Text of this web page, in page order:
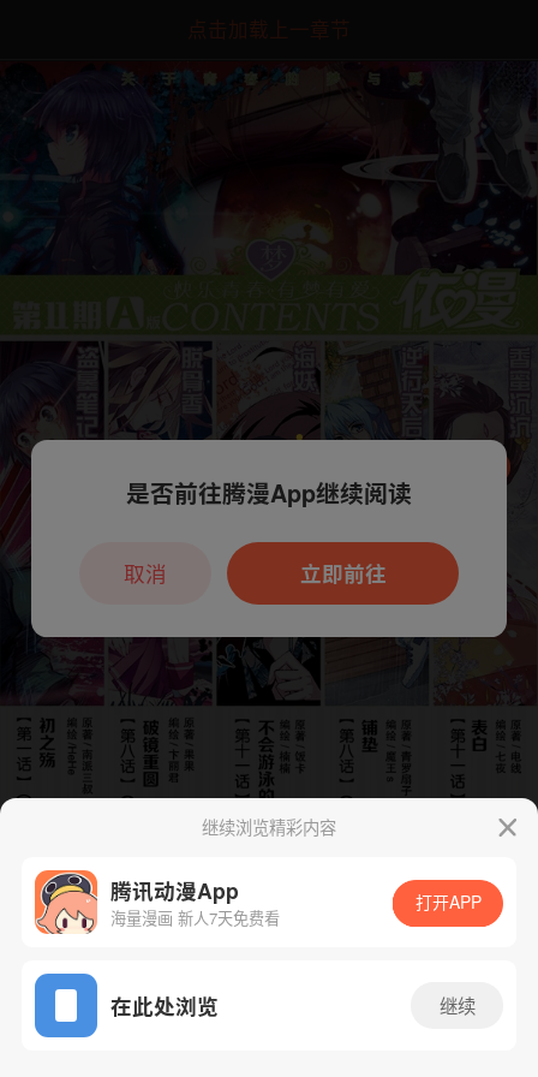
点击加载上一章节
App免费看
下一话
继续浏览精彩内容
腾讯动漫App
海量漫画 新人7天免费看
打开APP
在此处浏览 继续
本章节仅支持App阅读，可打开App新用
户7天免费看
是否前往腾漫App继续阅读
立即前往
取消